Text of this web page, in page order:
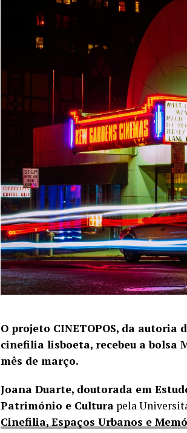
O projeto CINETOPOS, da
cinefilia lisboeta, recebeu a bolsa
mês de março.
Joana Duarte, doutorada em
Património e Cultura pela
Cinefilia, Espaços Urbanos e